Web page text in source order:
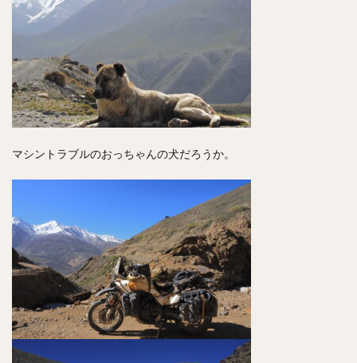
マシントラブルのおっちゃんの犬だろうか。